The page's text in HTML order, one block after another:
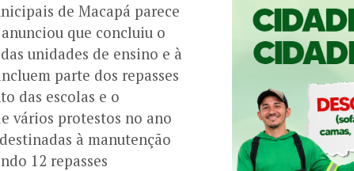
de Macapá parece
que concluiu o
unidades de ensino e à
parte dos repasses
das escolas e o
vários protestos no ano
à manutenção
12 repasses